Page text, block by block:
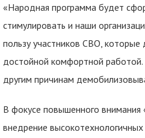
«Народная программа будет
стимулировать и наши
пользу участников СВО,
достойной комфортной
другим причинам
В фокусе повышенного внимания
внедрение